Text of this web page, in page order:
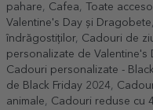
pahare, Cafea, Toate
Valentine's Day și Dragobete,
îndrăgostiților, Cadouri de
personalizate de Valentine's
Cadouri personalizate -
de Black Friday 2024,
animale, Cadouri reduse cu